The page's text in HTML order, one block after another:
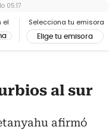
el Selecciona tu emisora
Elige tu emisora
05:17
al sur
afirmó